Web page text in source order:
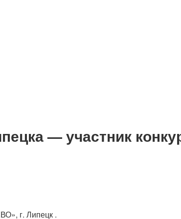
— участник
г. Липецк .